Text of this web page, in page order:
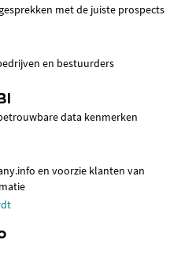
met de juiste prospects
en bestuurders
data kenmerken
en voorzie klanten van